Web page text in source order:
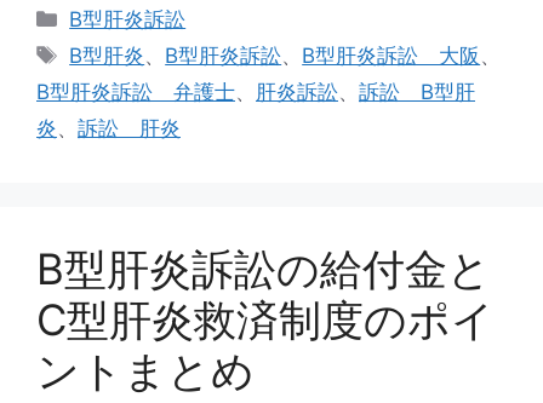
カ
テ
リ
ー
B型肝炎訴訟
タ
グ
B型肝炎、 B型肝炎訴訟、 B型肝炎訴訟 大阪 、
B型肝炎訴訟 弁護士、 肝炎訴訟、 訴訟 B型肝
炎、 訴訟 肝炎
B型肝炎訴訟の給付金と
C型肝炎救済制度のポイ
ントまとめ